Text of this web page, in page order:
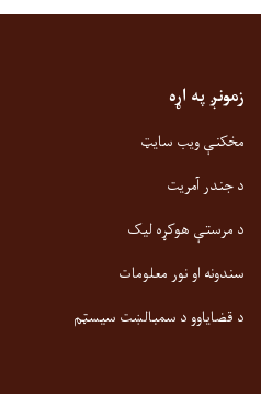
زمونږ په اړه
مخکنې ویب سایټ
د جندر آمریت
د مرستې هوکړه لیک
سندونه او نور معلومات
د قضایاوو د سمبالښت سیسټم